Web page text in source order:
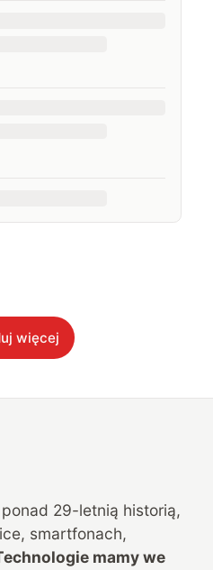
więcej
29-letnią historią,
smartfonach,
mamy we